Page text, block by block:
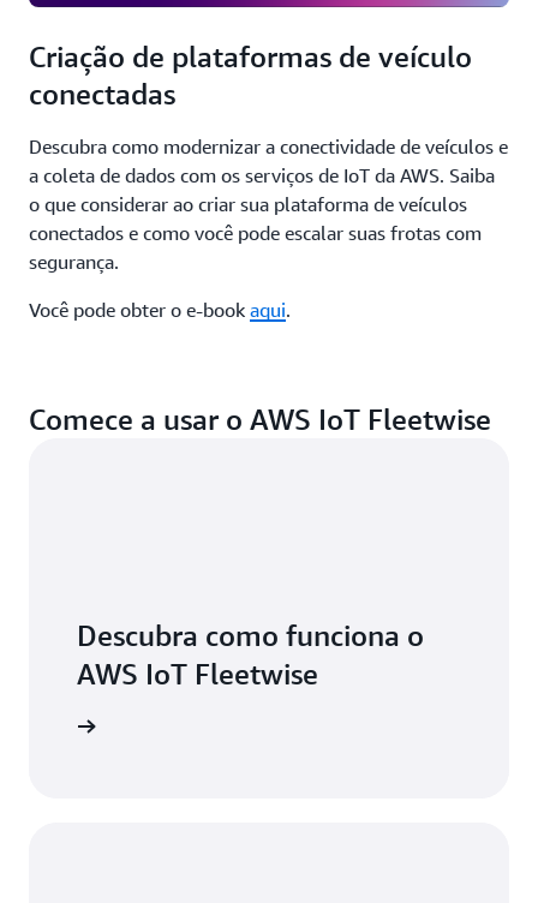
Criação de plataformas de veículo
conectadas
Descubra como modernizar a conectividade de veículos e
a coleta de dados com os serviços de IoT da AWS. Saiba
o que considerar ao criar sua plataforma de veículos
conectados e como você pode escalar suas frotas com
segurança.
Você pode obter o e-book aqui.
Comece a usar o AWS IoT Fleetwise
Descubra como funciona o
AWS IoT Fleetwise